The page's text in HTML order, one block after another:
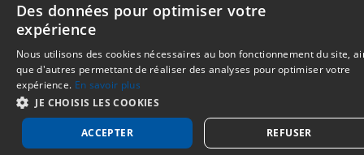
du site, ainsi que d'autres permettant de réaliser des
pour optimiser votre expérience. Votre consentement peut
retiré à tout moment. Consultez notre politique de
des données personnelles dans nosmentions légales.
Je refuse
Gerer mes cookies
Des données pour optimiser votre
expérience
Nous utilisons des cookies nécessaires au bon fonctionnement du site,
que d'autres permettant de réaliser des analyses pour optimiser votre
expérience. En savoir plus
JE CHOISIS LES COOKIES
ACCEPTER REFUSER